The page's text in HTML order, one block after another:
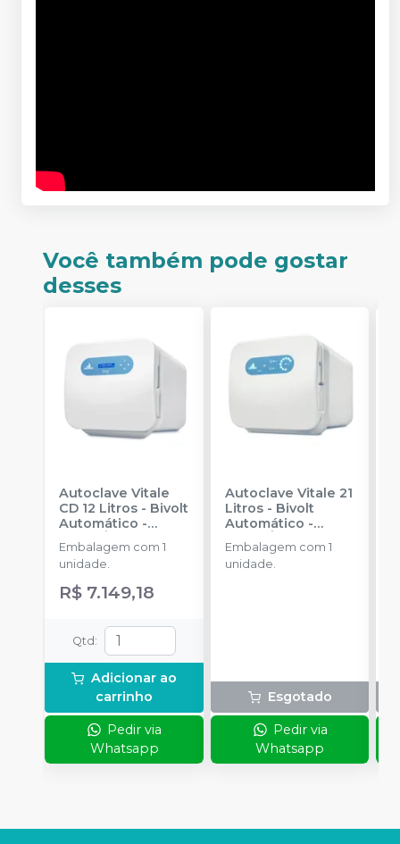
Você também pode gostar
desses
Autoclave Vitale
CD 12 Litros - Bivolt
Automático -
CRISTÓFOLI
Embalagem com 1
unidade.
R$ 7.149,18
Qtd :
Adicionar ao
carrinho
Pedir via
Whatsapp
Autoclave Vitale 21
Litros - Bivolt
Automático -
CRISTÓFOLI
Embalagem com 1
unidade.
Esgotado
Pedir via
Whatsapp